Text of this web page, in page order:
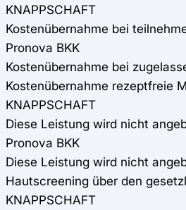
KNAPPSCHAFT
Kostenübernahme bei
Pronova BKK
Kostenübernahme bei
Kostenübernahme rezeptfreie
KNAPPSCHAFT
Diese Leistung wird nicht
Pronova BKK
Diese Leistung wird nicht
Hautscreening über den
KNAPPSCHAFT